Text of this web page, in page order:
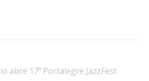
abre 17º Portalegre JazzFest